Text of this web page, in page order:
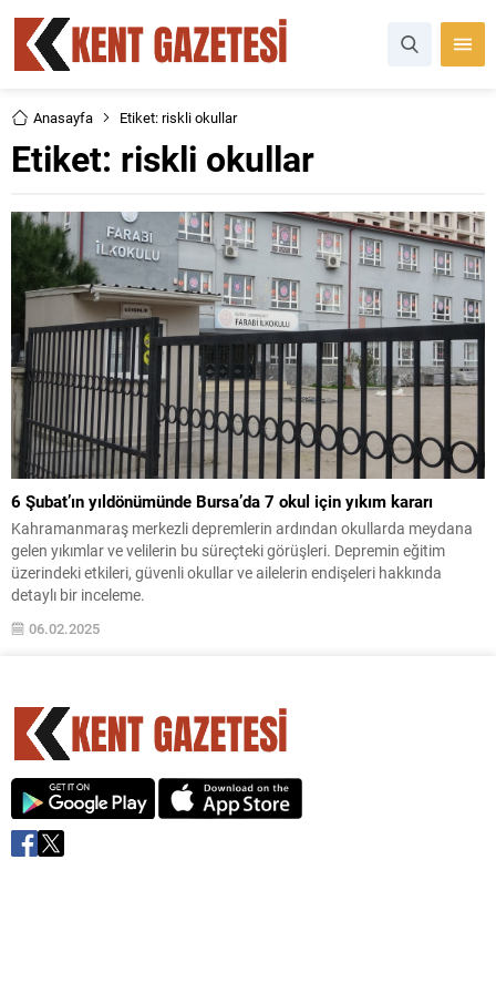
Anasayfa Etiket: riskli okullar
Etiket: riskli okullar
6 Şubat’ın yıldönümünde Bursa’da 7 okul için yıkım kararı
Kahramanmaraş merkezli depremlerin ardından okullarda meydana
gelen yıkımlar ve velilerin bu süreçteki görüşleri. Depremin eğitim
üzerindeki etkileri, güvenli okullar ve ailelerin endişeleri hakkında
detaylı bir inceleme.
06.02.2025